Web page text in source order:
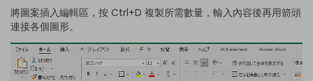
將圖案插入編輯區，按 Ctrl+D 複製所需數量，輸入內容後再用箭頭
連接各個圖形。